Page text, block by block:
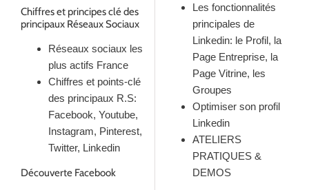
Chiffres et principes clé des
principaux Réseaux Sociaux
Réseaux sociaux les
plus actifs France
Chiffres et points-clé
des principaux R.S:
Facebook, Youtube,
Instagram, Pinterest,
Twitter, Linkedin
Découverte Facebook
Les fonctionnalités
principales de
Linkedin: le Profil, la
Page Entreprise, la
Page Vitrine, les
Groupes
Optimiser son profil
Linkedin
ATELIERS
PRATIQUES &
DEMOS